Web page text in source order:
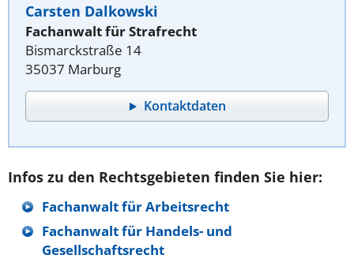
Carsten Dalkowski
Fachanwalt für Strafrecht
Bismarckstraße 14
35037 Marburg
Kontaktdaten
Infos zu den Rechtsgebieten finden Sie hier:
Fachanwalt für Arbeitsrecht
Fachanwalt für Handels- und
Gesellschaftsrecht